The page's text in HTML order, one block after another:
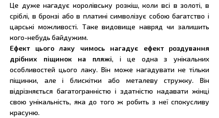
Це дуже нагадує королівську розкіш, коли всі в золоті, в
сріблі, в бронзі або в платині символізує собою багатство і
царські можливості. Таке видовище навряд чи залишить
кого-небудь байдужим.
Ефект цього лаку чимось нагадує ефект роздування
дрібних піщинок на пляжі, і це одна з унікальних
особливостей цього лаку. Він може нагадувати не тільки
піщинки, але і блискітки або металеву стружку. Він
відрізняється багатогранністю і здатністю надавати жінці
свою унікальність, яка до того ж робить з неї спокусливу
красуню.